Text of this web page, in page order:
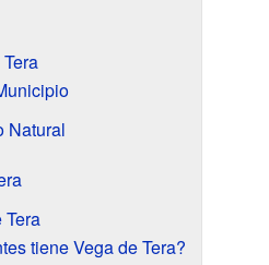
Natural
Tera
tiene Vega de Tera?